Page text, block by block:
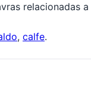
relacionadas a
, calfe.